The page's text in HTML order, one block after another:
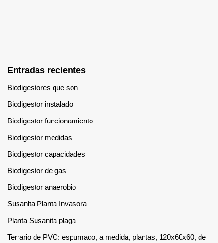
Entradas recientes
Biodigestores que son
Biodigestor instalado
Biodigestor funcionamiento
Biodigestor medidas
Biodigestor capacidades
Biodigestor de gas
Biodigestor anaerobio
Susanita Planta Invasora
Planta Susanita plaga
Terrario de PVC: espumado, a medida, plantas, 120x60x60, de